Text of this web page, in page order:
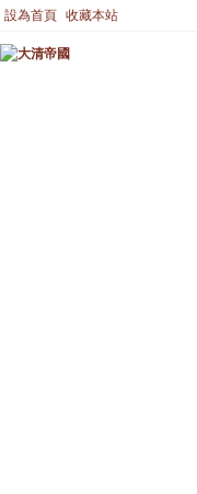
設為首頁 收藏本站